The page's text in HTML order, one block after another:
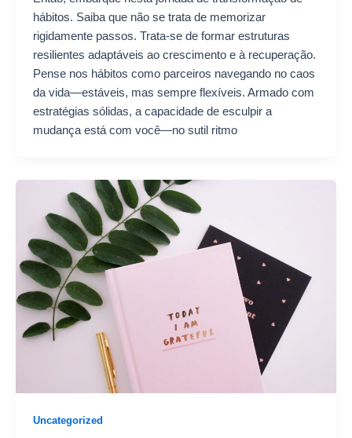
hábitos. Saiba que não se trata de memorizar
rigidamente passos. Trata-se de formar estruturas
resilientes adaptáveis ao crescimento e à recuperação.
Pense nos hábitos como parceiros navegando no caos
da vida—estáveis, mas sempre flexíveis. Armado com
estratégias sólidas, a capacidade de esculpir a
mudança está com você—no sutil ritmo
Uncategorized